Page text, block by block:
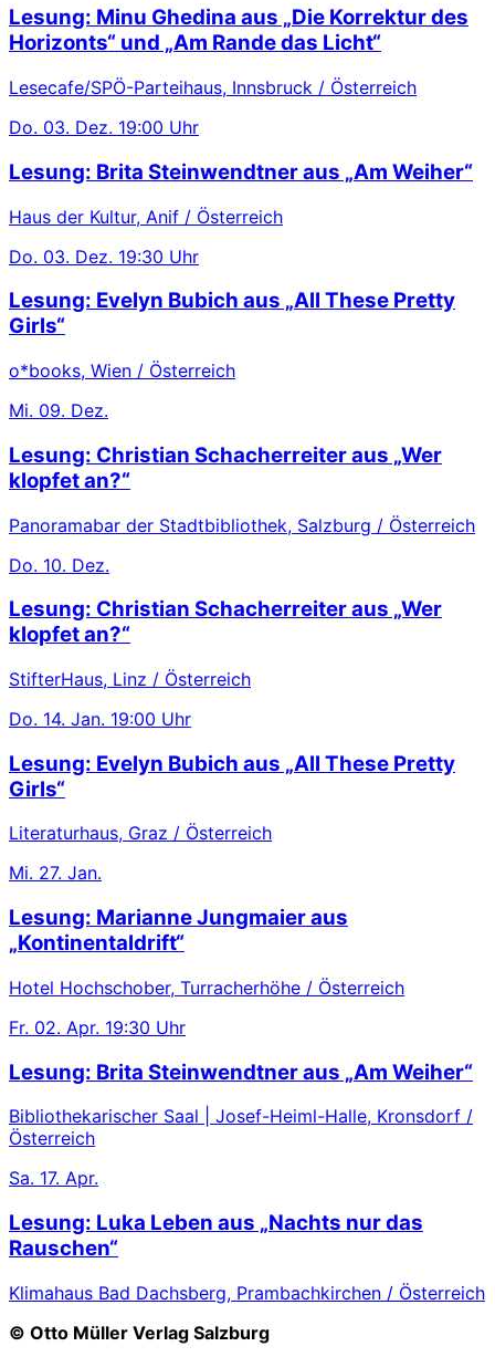
Lesung: Minu Ghedina aus „Die Korrektur des
Horizonts“ und „Am Rande das Licht“
Lesecafe/SPÖ-Parteihaus, Innsbruck / Österreich
Do. 03. Dez. 19:00 Uhr
Lesung: Brita Steinwendtner aus „Am Weiher“
Haus der Kultur, Anif / Österreich
Do. 03. Dez. 19:30 Uhr
Lesung: Evelyn Bubich aus „All These Pretty
Girls“
o*books, Wien / Österreich
Mi. 09. Dez.
Lesung: Christian Schacherreiter aus „Wer
klopfet an?“
Panoramabar der Stadtbibliothek, Salzburg / Österreich
Do. 10. Dez.
Lesung: Christian Schacherreiter aus „Wer
klopfet an?“
StifterHaus, Linz / Österreich
Do. 14. Jan. 19:00 Uhr
Lesung: Evelyn Bubich aus „All These Pretty
Girls“
Literaturhaus, Graz / Österreich
Mi. 27. Jan.
Lesung: Marianne Jungmaier aus
„Kontinentaldrift“
Hotel Hochschober, Turracherhöhe / Österreich
Fr. 02. Apr. 19:30 Uhr
Lesung: Brita Steinwendtner aus „Am Weiher“
Bibliothekarischer Saal | Josef-Heiml-Halle, Kronsdorf /
Österreich
Sa. 17. Apr.
Lesung: Luka Leben aus „Nachts nur das
Rauschen“
Klimahaus Bad Dachsberg, Prambachkirchen / Österreich
© Otto Müller Verlag Salzburg